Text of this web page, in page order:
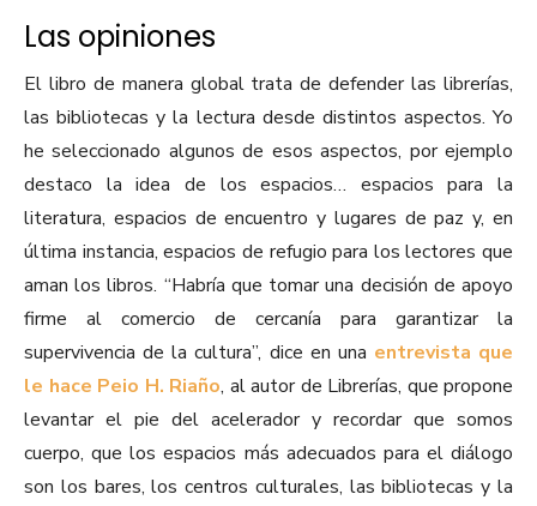
Las opiniones
El libro de manera global trata de defender las librerías,
las bibliotecas y la lectura desde distintos aspectos. Yo
he seleccionado algunos de esos aspectos, por ejemplo
destaco la idea de los espacios… espacios para la
literatura, espacios de encuentro y lugares de paz y, en
última instancia, espacios de refugio para los lectores que
aman los libros. “Habría que tomar una decisión de apoyo
firme al comercio de cercanía para garantizar la
supervivencia de la cultura”, dice en una entrevista que
le hace Peio H. Riaño, al autor de Librerías, que propone
levantar el pie del acelerador y recordar que somos
cuerpo, que los espacios más adecuados para el diálogo
son los bares, los centros culturales, las bibliotecas y la